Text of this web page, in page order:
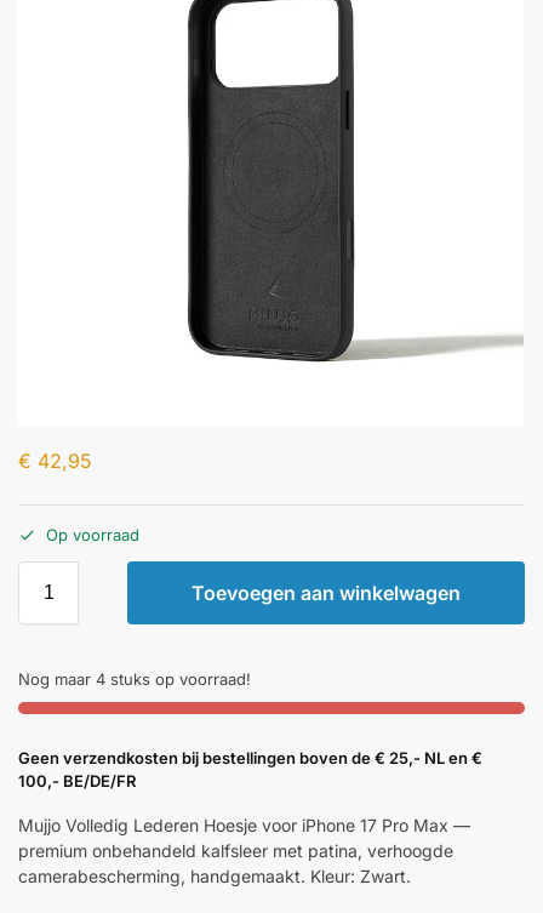
€ 42,95
Op voorraad
Toevoegen aan winkelwagen
Nog maar 4 stuks op voorraad!
Geen verzendkosten bij bestellingen boven de € 25,- NL en €
100,- BE/DE/FR
Mujjo Volledig Lederen Hoesje voor iPhone 17 Pro Max —
premium onbehandeld kalfsleer met patina, verhoogde
camerabescherming, handgemaakt. Kleur: Zwart.